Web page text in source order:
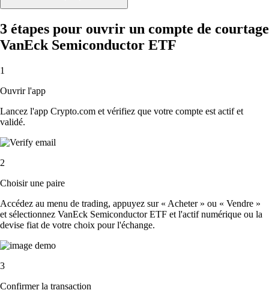
3 étapes pour ouvrir un compte de courtage
VanEck Semiconductor ETF
1
Ouvrir l'app
Lancez l'app Crypto.com et vérifiez que votre compte est actif et
validé.
2
Choisir une paire
Accédez au menu de trading, appuyez sur « Acheter » ou « Vendre »
et sélectionnez VanEck Semiconductor ETF et l'actif numérique ou la
devise fiat de votre choix pour l'échange.
3
Confirmer la transaction